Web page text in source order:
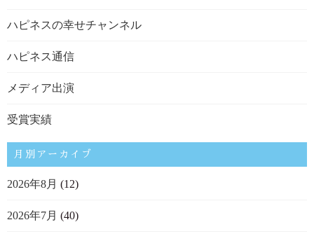
ハピネスの幸せチャンネル
ハピネス通信
メディア出演
受賞実績
月別アーカイブ
2026年8月 (12)
2026年7月 (40)